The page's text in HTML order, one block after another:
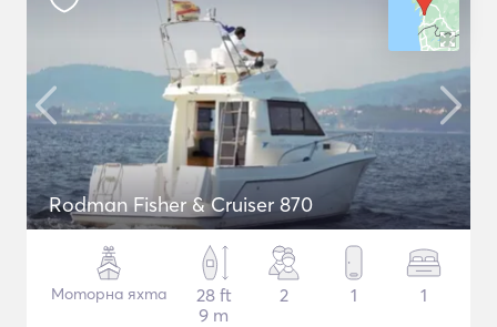
Rodman Fisher & Cruiser 870
Моторна яхта
28 ft
9 m
2 1 1